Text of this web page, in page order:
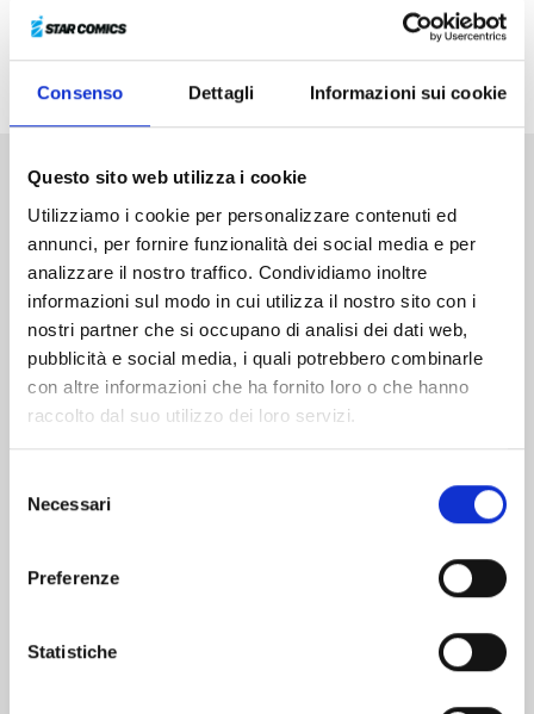
Consenso Dettagli Informazioni sui cookie
Questo sito web utilizza i cookie
Utilizziamo i cookie per personalizzare contenuti ed
annunci, per fornire funzionalità dei social media e per
analizzare il nostro traffico. Condividiamo inoltre
informazioni sul modo in cui utilizza il nostro sito con i
nostri partner che si occupano di analisi dei dati web,
pubblicità e social media, i quali potrebbero combinarle
con altre informazioni che ha fornito loro o che hanno
raccolto dal suo utilizzo dei loro servizi.
delNecessari
Preferenze
Statistiche
porta avanti la saga nella dimensione
Steel Ball Run!
Quali mirabolanti sorprese avrà in serbo stavolta la
Altri volumi della serie